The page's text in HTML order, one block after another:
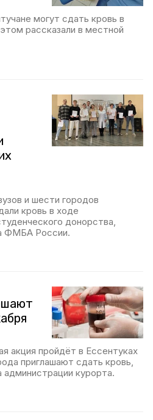
могут сдать кровь в
рассказали в местной
и шести городов
кровь в ходе
донорства,
ФМБА России.
акция пройдёт в Ессентуках
приглашают сдать кровь,
курорта.